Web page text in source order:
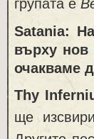
групата е
Satania:
върху нов
очакваме
Thy
ще